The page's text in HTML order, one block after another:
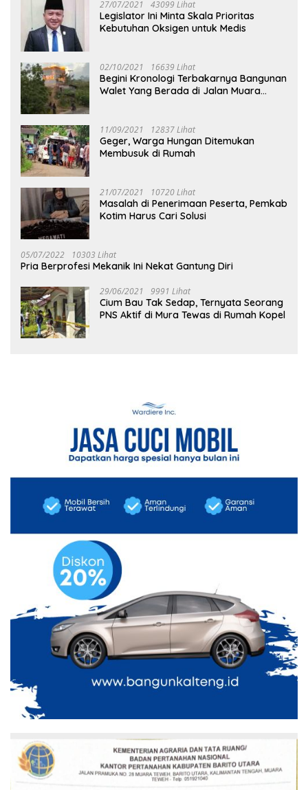
27/07/2021 43099 Lihat
Legislator Ini Minta Skala Prioritas
Kebutuhan Oksigen untuk Medis
02/10/2021 16639 Lihat
Begini Kronologi Terbakarnya Bangunan
Walet Yang Berada di Jalan Muara
11/09/2021 12837 Lihat
Geger, Warga Hungan Ditemukan
Membusuk di Rumah
21/07/2021 10720 Lihat
Masalah di Penerimaan Peserta, Pemkab
Kotim Harus Cari Solusi
05/07/2022 10303 Lihat
Pria Berprofesi Mekanik Ini Nekat Gantung Diri
29/06/2021 9991 Lihat
Cium Bau Tak Sedap, Ternyata Seorang
PNS Aktif di Mura Tewas di Rumah Kopel